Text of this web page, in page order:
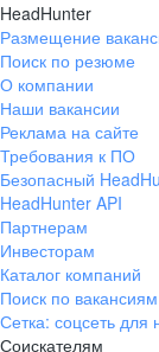
HeadHunter
Размещение
Поиск по резюме
О компании
Наши вакансии
Реклама на сайте
Требования к ПО
Безопасный
HeadHunter API
Партнерам
Инвесторам
Каталог компаний
Поиск по
Сетка: соцсеть для
Соискателям